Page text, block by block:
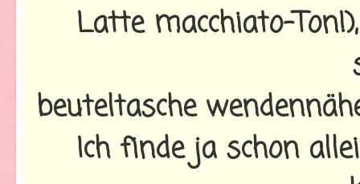
Latte macchiato-
beuteltasche
Ich finde ja schon